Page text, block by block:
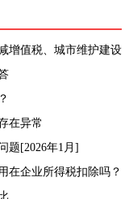
增值税、城市维护建设
惠，能否同时享受其
在异常
题[2026年1月]
在企业所得税扣除吗？